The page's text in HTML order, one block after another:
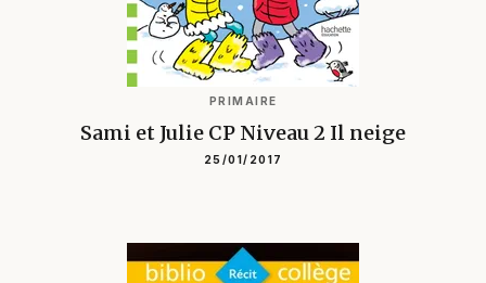
PRIMAIRE
Sami et Julie CP Niveau 2 Il neige
25/01/2017